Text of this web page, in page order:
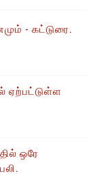
- கட்டுரை.
ஏற்பட்டுள்ள
ஒரே